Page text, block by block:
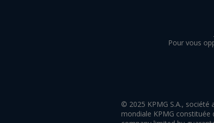
Pour vous
© 2025 KPMG S.A.,
mondiale KPMG